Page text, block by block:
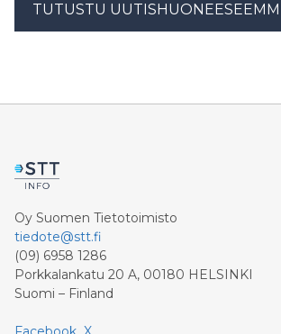
TUTUSTU
Oy Suomen Tietotoimisto
tiedote@stt.fi
(09) 6958 1286
Porkkalankatu 20 A, 00180 HELSINKI
Suomi – Finland